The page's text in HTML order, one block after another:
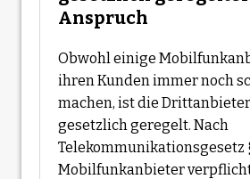
Anspruch
Obwohl einige
ihren Kunden immer noch
machen, ist die
gesetzlich geregelt. Nach
Telekommunikationsgesetz
Mobilfunkanbieter